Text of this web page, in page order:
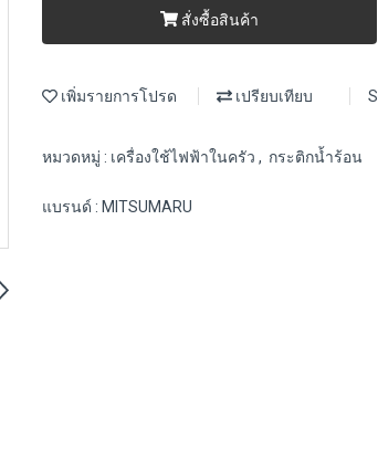
สั่งซื้อสินค้า
เพิ่มรายการโปรด เปรียบเทียบ
หมวดหมู่ : เครื่องใช้ไฟฟ้าในครัว , กระติกน้ำร้อน
แบรนด์ : MITSUMARU